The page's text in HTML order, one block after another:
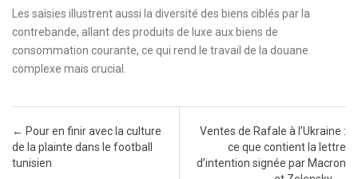
Les saisies illustrent aussi la diversité des biens ciblés par la
contrebande, allant des produits de luxe aux biens de
consommation courante, ce qui rend le travail de la douane
complexe mais crucial.
Post navigation
← Pour en finir avec la culture
de la plainte dans le football
tunisien
Ventes de Rafale à l’Ukraine :
ce que contient la lettre
d’intention signée par Macron